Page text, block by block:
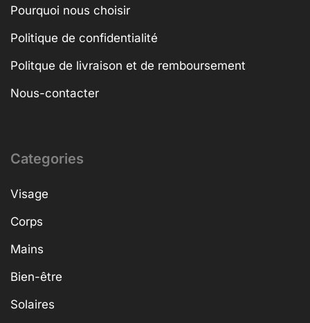
Pourquoi nous choisir
Politique de confidentialité
Politque de livraison et de remboursement
Nous-contacter
Categories
Visage
Corps
Mains
Bien-être
Solaires